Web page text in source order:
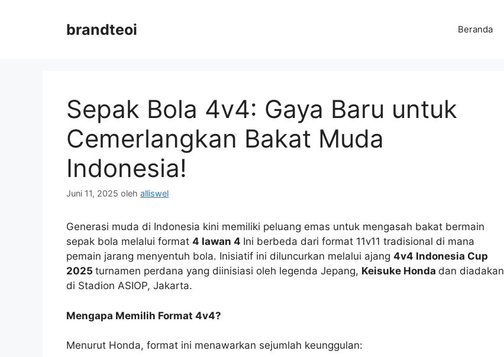
brandteoi Beranda
Sepak Bola 4v4: Gaya Baru untuk
Cemerlangkan Bakat Muda
Indonesia!
Juni 11, 2025 oleh alliswel
Generasi muda di Indonesia kini memiliki peluang emas untuk mengasah bakat bermain
sepak bola melalui format 4 lawan 4 Ini berbeda dari format 11v11 tradisional di mana
pemain jarang menyentuh bola. Inisiatif ini diluncurkan melalui ajang 4v4 Indonesia Cup
2025 turnamen perdana yang diinisiasi oleh legenda Jepang, Keisuke Honda dan diadakan
di Stadion ASIOP, Jakarta.
Mengapa Memilih Format 4v4?
Menurut Honda, format ini menawarkan sejumlah keunggulan: